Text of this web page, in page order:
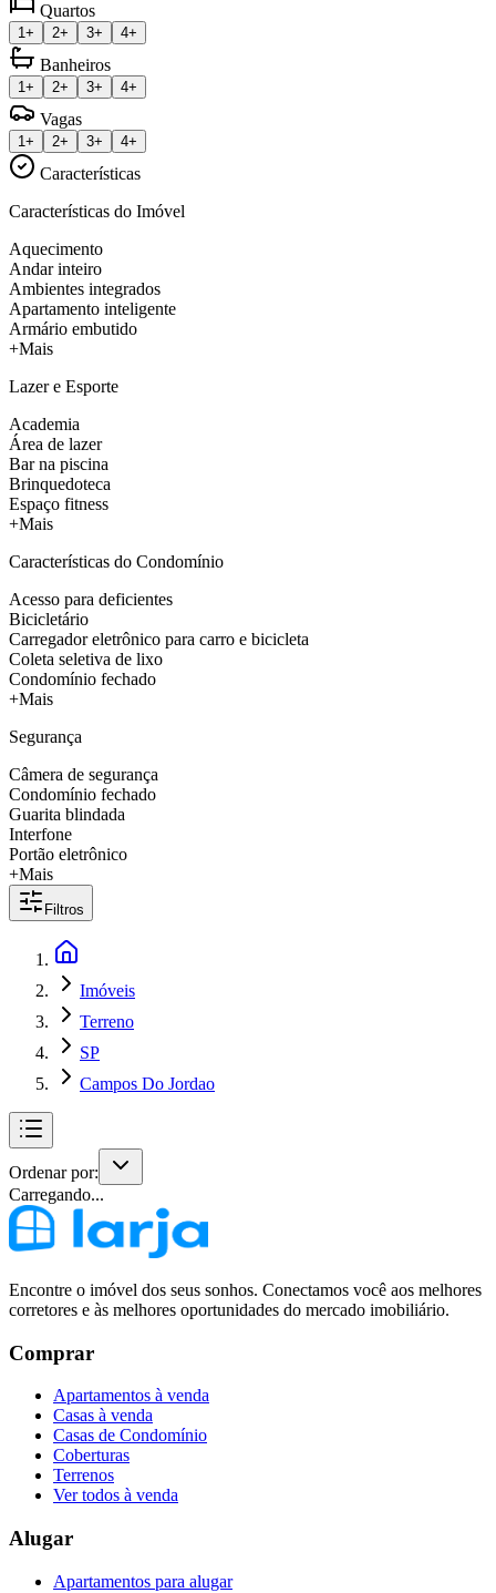
Quartos
1+ 2+ 3+ 4+
Banheiros
1+ 2+ 3+ 4+
Vagas
1+ 2+ 3+ 4+
Características
Características do Imóvel
Aquecimento
Andar inteiro
Ambientes integrados
Apartamento inteligente
Armário embutido
+Mais
Lazer e Esporte
Academia
Área de lazer
Bar na piscina
Brinquedoteca
Espaço fitness
+Mais
Características do Condomínio
Acesso para deficientes
Bicicletário
Carregador eletrônico para carro e bicicleta
Coleta seletiva de lixo
Condomínio fechado
+Mais
Segurança
Câmera de segurança
Condomínio fechado
Guarita blindada
Interfone
Portão eletrônico
+Mais
Filtros
Imóveis
Terreno
SP
Campos Do Jordao
Ordenar por:
Carregando...
Encontre o imóvel dos seus sonhos. Conectamos você aos melhores
corretores e às melhores oportunidades do mercado imobiliário.
Comprar
Apartamentos à venda
Casas à venda
Casas de Condomínio
Coberturas
Terrenos
Ver todos à venda
Alugar
Apartamentos para alugar